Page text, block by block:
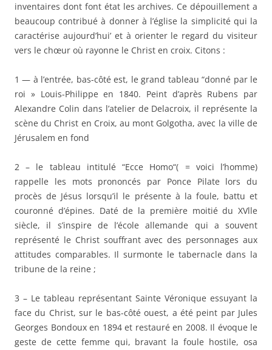
inventaires dont font état les archives. Ce dépouillement a
beaucoup contribué à donner à l’église la simplicité qui la
caractérise aujourd’hui’ et à orienter le regard du visiteur
vers le chœur où rayonne le Christ en croix. Citons :
1 — à l’entrée, bas-côté est, le grand tableau “donné par le
roi » Louis-Philippe en 1840. Peint d’après Rubens par
Alexandre Colin dans l’atelier de Delacroix, il représente la
scène du Christ en Croix, au mont Golgotha, avec la ville de
Jérusalem en fond
2 – le tableau intitulé “Ecce Homo“( = voici l’homme)
rappelle les mots prononcés par Ponce Pilate lors du
procès de Jésus lorsqu’il le présente à la foule, battu et
couronné d’épines. Daté de la première moitié du XVlle
siècle, il s’inspire de l’école allemande qui a souvent
représenté le Christ souffrant avec des personnages aux
attitudes comparables. Il surmonte le tabernacle dans la
tribune de la reine ;
3 – Le tableau représentant Sainte Véronique essuyant la
face du Christ, sur le bas-côté ouest, a été peint par Jules
Georges Bondoux en 1894 et restauré en 2008. Il évoque le
geste de cette femme qui, bravant la foule hostile, osa